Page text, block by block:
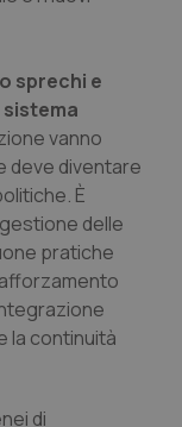
sprechi e
vanno
deve diventare
È
delle
pratiche
la continuità
di